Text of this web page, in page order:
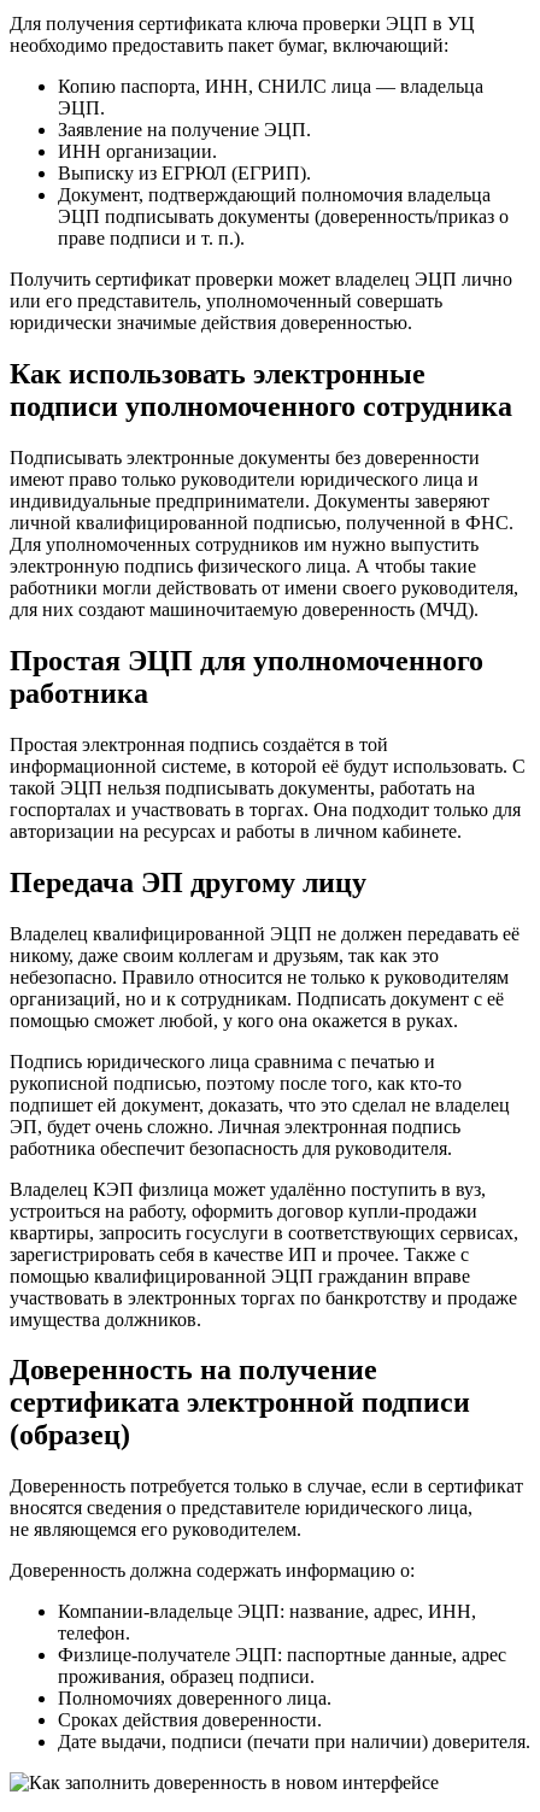
Для получения сертификата ключа проверки ЭЦП в УЦ
необходимо предоставить пакет бумаг, включающий:
Копию паспорта, ИНН, СНИЛС лица — владельца
ЭЦП.
Заявление на получение ЭЦП.
ИНН организации.
Выписку из ЕГРЮЛ (ЕГРИП).
Документ, подтверждающий полномочия владельца
ЭЦП подписывать документы (доверенность/приказ о
праве подписи и т. п.).
Получить сертификат проверки может владелец ЭЦП лично
или его представитель, уполномоченный совершать
юридически значимые действия доверенностью.
Как использовать электронные
подписи уполномоченного сотрудника
Подписывать электронные документы без доверенности
имеют право только руководители юридического лица и
индивидуальные предприниматели. Документы заверяют
личной квалифицированной подписью, полученной в ФНС.
Для уполномоченных сотрудников им нужно выпустить
электронную подпись физического лица. А чтобы такие
работники могли действовать от имени своего руководителя,
для них создают машиночитаемую доверенность (МЧД).
Простая ЭЦП для уполномоченного
работника
Простая электронная подпись создаётся в той
информационной системе, в которой её будут использовать. С
такой ЭЦП нельзя подписывать документы, работать на
госпорталах и участвовать в торгах. Она подходит только для
авторизации на ресурсах и работы в личном кабинете.
Передача ЭП другому лицу
Владелец квалифицированной ЭЦП не должен передавать её
никому, даже своим коллегам и друзьям, так как это
небезопасно. Правило относится не только к руководителям
организаций, но и к сотрудникам. Подписать документ с её
помощью сможет любой, у кого она окажется в руках.
Подпись юридического лица сравнима с печатью и
рукописной подписью, поэтому после того, как кто-то
подпишет ей документ, доказать, что это сделал не владелец
ЭП, будет очень сложно. Личная электронная подпись
работника обеспечит безопасность для руководителя.
Владелец КЭП физлица может удалённо поступить в вуз,
устроиться на работу, оформить договор купли-продажи
квартиры, запросить госуслуги в соответствующих сервисах,
зарегистрировать себя в качестве ИП и прочее. Также с
помощью квалифицированной ЭЦП гражданин вправе
участвовать в электронных торгах по банкротству и продаже
имущества должников.
Доверенность на получение
сертификата электронной подписи
(образец)
Доверенность потребуется только в случае, если в сертификат
вносятся сведения о представителе юридического лица,
не являющемся его руководителем.
Доверенность должна содержать информацию о:
Компании-владельце ЭЦП: название, адрес, ИНН,
телефон.
Физлице-получателе ЭЦП: паспортные данные, адрес
проживания, образец подписи.
Полномочиях доверенного лица.
Сроках действия доверенности.
Дате выдачи, подписи (печати при наличии) доверителя.